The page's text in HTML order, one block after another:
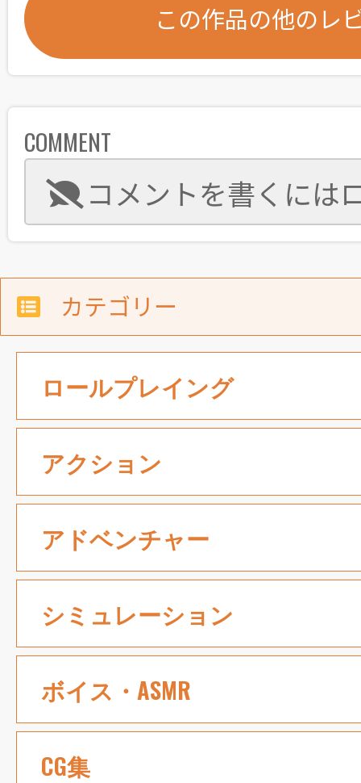
この作品の他のレ
COMMENT
コメントを書くには
カテゴリー
ロールプレイング
アクション
アドベンチャー
シミュレーション
ボイス・ASMR
CG集